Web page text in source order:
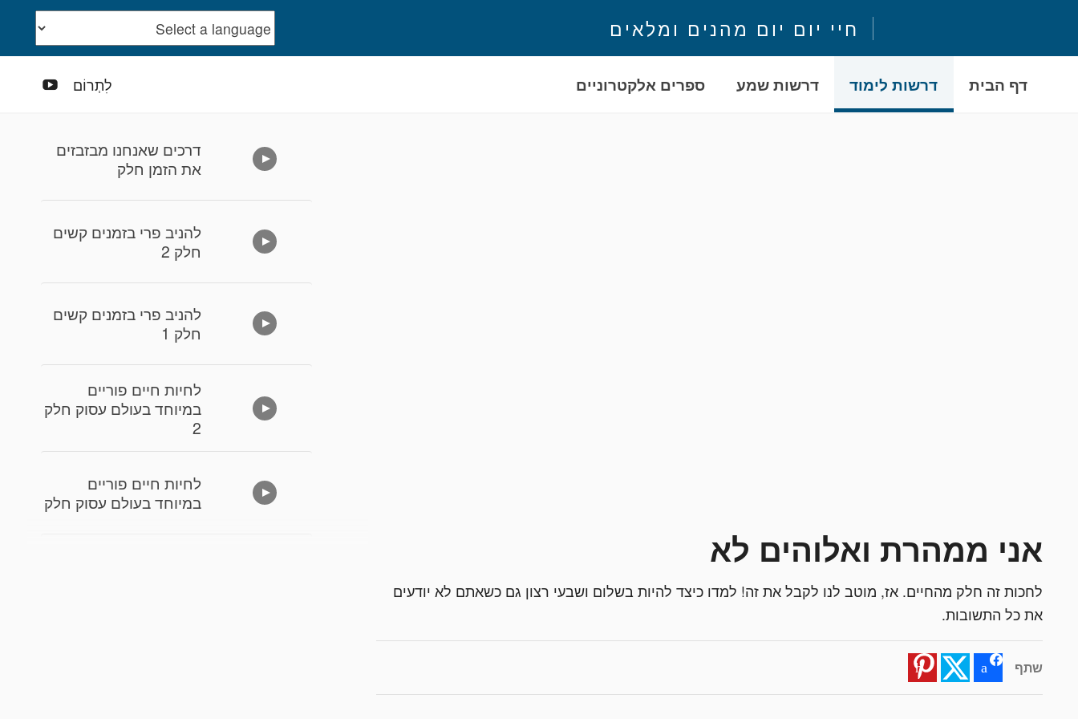
חיי יום יום מהנים ומלאים
דף הבית דרשות לימוד דרשות שמע ספרים אלקטרוניים לִתְרוֹם
אני ממהרת ואלוהים לא
לחכות זה חלק מהחיים. אז, מוטב לנו לקבל את זה! למדו כיצד להיות בשלום ושבעי רצון גם כשאתם לא יודעים
את כל התשובות.
שתף Facebook
Twitter
דרכים שאנחנו מבזבזים
את הזמן חלק
להניב פרי בזמנים קשים
חלק 2
להניב פרי בזמנים קשים
חלק 1
לחיות חיים פוריים
במיוחד בעולם עסוק חלק
2
לחיות חיים פוריים
במיוחד בעולם עסוק חלק